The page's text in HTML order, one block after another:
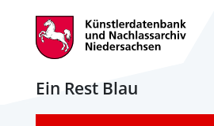
Ein Rest Blau